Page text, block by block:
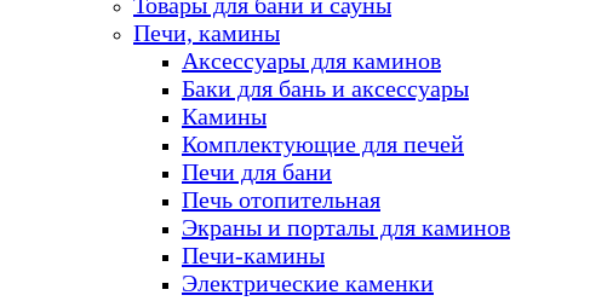
Печи, камины
Аксессуары для каминов
Баки для бань и аксессуары
Камины
Комплектующие для печей
Печи для бани
Печь отопительная
Экраны и порталы для каминов
Печи-камины
Электрические каменки